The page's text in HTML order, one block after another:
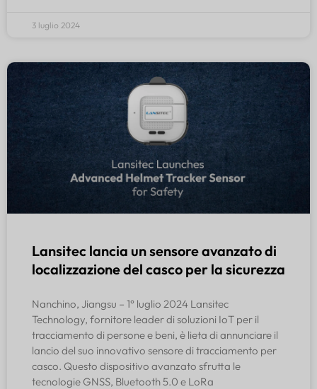
3 luglio 2024
Lansitec lancia un sensore avanzato di
localizzazione del casco per la sicurezza
Nanchino, Jiangsu – 1° luglio 2024 Lansitec
Technology, fornitore leader di soluzioni IoT per il
tracciamento di persone e beni, è lieta di annunciare il
lancio del suo innovativo sensore di tracciamento per
casco. Questo dispositivo avanzato sfrutta le
tecnologie GNSS, Bluetooth 5.0 e LoRa